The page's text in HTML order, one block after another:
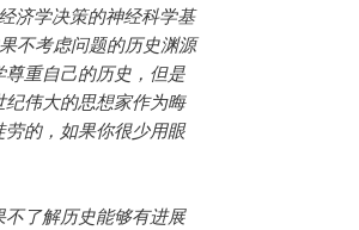
济学决策的神经科学基
不考虑问题的历史渊源
重自己的历史，但是
伟大的思想家作为晦
的，如果你很少用眼
了解历史能够有进展